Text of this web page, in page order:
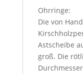
Ohrringe:
Die von
Astscheibe
groß. Die